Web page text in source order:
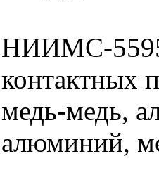
НИИМС-5595
контактных
медь-медь,
алюминий,